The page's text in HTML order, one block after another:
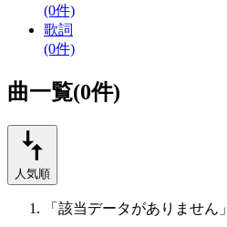
(0件)
歌詞
(0件)
曲一覧(0件)
人気順
「該当データがありません」